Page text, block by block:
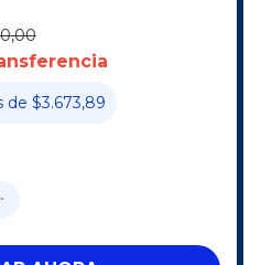
de $3.673,89